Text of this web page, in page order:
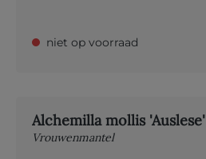
niet op voorraad
Alchemilla mollis 'Auslese'
Vrouwenmantel